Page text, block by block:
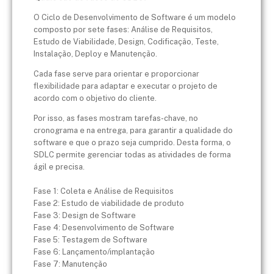
O Ciclo de Desenvolvimento de Software é um modelo
composto por sete fases: Análise de Requisitos,
Estudo de Viabilidade, Design, Codificação, Teste,
Instalação, Deploy e Manutenção.
Cada fase serve para orientar e proporcionar
flexibilidade para adaptar e executar o projeto de
acordo com o objetivo do cliente.
Por isso, as fases mostram tarefas-chave, no
cronograma e na entrega, para garantir a qualidade do
software e que o prazo seja cumprido. Desta forma, o
SDLC permite gerenciar todas as atividades de forma
ágil e precisa.
​Fase 1: Coleta e Análise de Requisitos
​Fase 2: Estudo de viabilidade de produto
​Fase 3: Design de Software
​Fase 4: Desenvolvimento de Software
​Fase 5: Testagem de Software
​Fase 6: Lançamento/implantação
​Fase 7: Manutenção